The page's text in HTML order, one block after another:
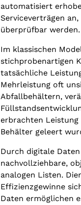
automatisiert
Serviceverträgen
überprüfbar werden.
Im klassischen
stichprobenartigen
tatsächliche
Mehrleistung oft
Abfallbehältern,
erbrachten
Behälter geleert
Durch digitale
nachvollziehbare,
analogen Listen.
Effizienzgewinne
Daten ermöglichen